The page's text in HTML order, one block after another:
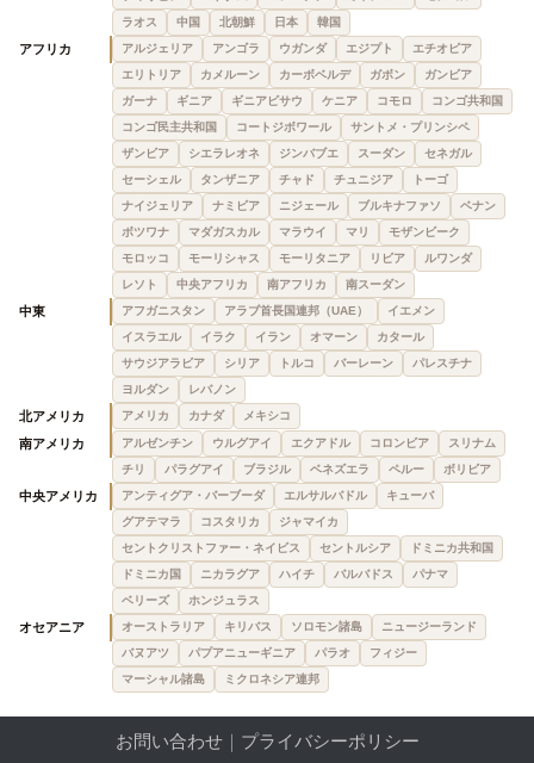
ラオス
中国 北朝鮮 日本 韓国
アフリカ アルジェリア アンゴラ ウガンダ エジプト
エチオピア
エリトリア
カメルーン カーボベルデ ガボン
ガンビア
ガーナ
ギニア ギニアビサウ ケニア コモロ
コンゴ共和国
コンゴ民主共和国
コートジボワール
サントメ・プリンシペ
ザンビア
シエラレオネ ジンバブエ スーダン
セネガル
セーシェル
タンザニア チャド チュニジア
トーゴ
ナイジェリア
ナミビア ニジェール ブルキナファソ
ベナン
ボツワナ
マダガスカル マラウイ マリ
モザンビーク
モロッコ
モーリシャス モーリタニア リビア
ルワンダ
レソト
中央アフリカ 南アフリカ 南スーダン
中東 アフガニスタン アラブ首長国連邦（UAE）
イエメン
イスラエル
イラク イラン オマーン
カタール
サウジアラビア
シリア トルコ バーレーン
パレスチナ
ヨルダン
レバノン
北アメリカ アメリカ カナダ メキシコ
南アメリカ アルゼンチン ウルグアイ エクアドル コロンビア
スリナム
チリ
パラグアイ ブラジル ベネズエラ ペルー ボリビア
中央アメリカ アンティグア・バーブーダ エルサルバドル
キューバ
グアテマラ
コスタリカ
ジャマイカ
セントクリストファー・ネイビス
セントルシア
ドミニカ共和国
ドミニカ国
ニカラグア ハイチ バルバドス
パナマ
ベリーズ
ホンジュラス
オセアニア オーストラリア キリバス ソロモン諸島
ニュージーランド
バヌアツ
パプアニューギニア パラオ
フィジー
マーシャル諸島
ミクロネシア連邦
お問い合わせ｜ プライバシーポリシー